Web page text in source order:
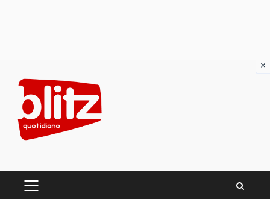
content
PRIMARY
×